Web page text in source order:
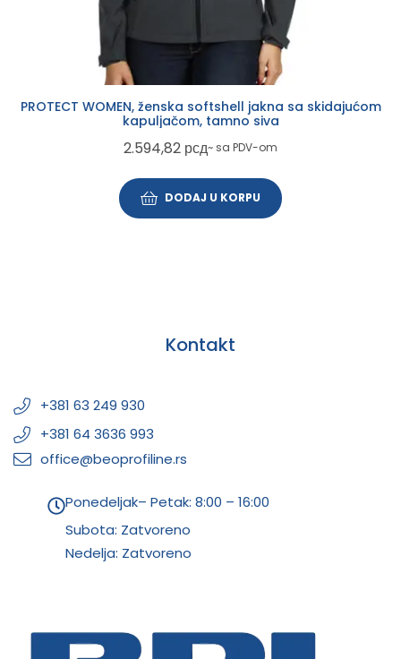
PROTECT WOMEN, ženska softshell jakna sa skidajućom
kapuljačom, tamno siva
2.594,82 рсд~ sa PDV-om
DODAJ U KORPU
Kontakt
+381 63 249 930
+381 64 3636 993
office@beoprofiline.rs
Ponedeljak– Petak: 8:00 – 16:00
Subota: Zatvoreno
Nedelja: Zatvoreno